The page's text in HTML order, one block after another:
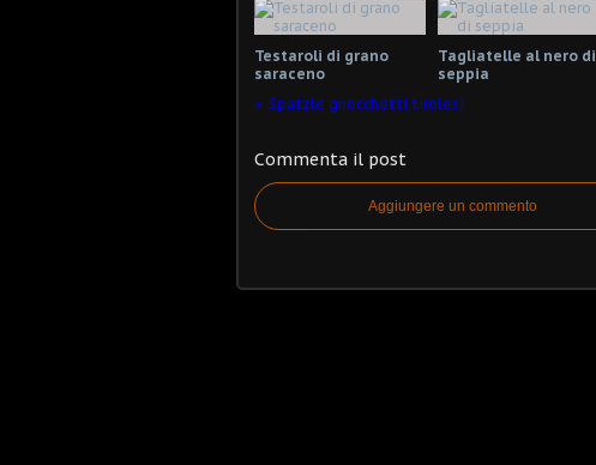
Testaroli di grano
saraceno
Tagliatelle al nero di
seppia
Spatzle gnocchetti tirolesi
Commenta il post
Aggiungere un commento